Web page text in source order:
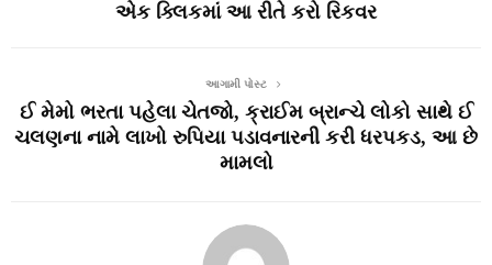
એક ક્લિકમાં આ રીતે કરો રિકવર
આગામી પોસ્ટ
ઈ મેમો ભરતા પહેલા ચેતજો, ક્રાઈમ બ્રાન્ચે લોકો સાથે ઈ
ચલણના નામે લાખો રુપિયા પડાવનારની કરી ધરપકડ, આ છે
મામલો